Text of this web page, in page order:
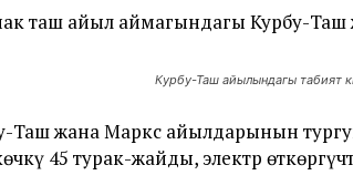
таш айыл аймагындагы Курбу-
Курбу-Таш айылындагы табият
Таш жана Маркс айылдарынын
45 турак-жайды, электр